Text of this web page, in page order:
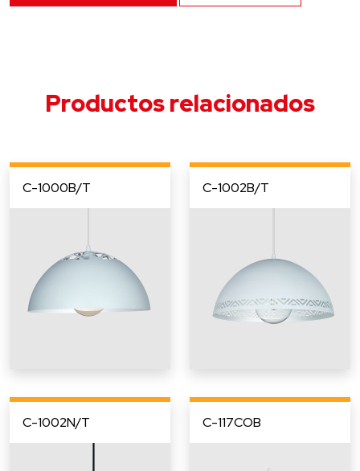
Productos relacionados
C-1000B/T C-1002B/T
C-1002N/T C-117COB